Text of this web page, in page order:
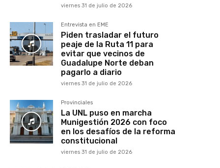
viernes 31 de julio de 2026
Entrevista en EME
Piden trasladar el futuro
peaje de la Ruta 11 para
evitar que vecinos de
Guadalupe Norte deban
pagarlo a diario
viernes 31 de julio de 2026
Provinciales
La UNL puso en marcha
Munigestión 2026 con foco
en los desafíos de la reforma
constitucional
viernes 31 de julio de 2026